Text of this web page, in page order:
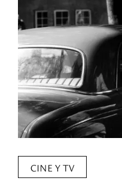
CINE Y TV